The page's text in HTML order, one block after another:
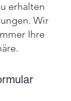
erhalten
Wir
Ihre